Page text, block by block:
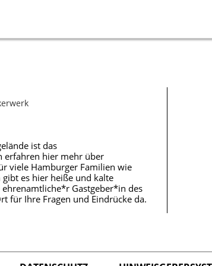
ist das
erfahren hier mehr über
viele Hamburger Familien wie
es hier heiße und kalte
Gastgeber*in des
für Ihre Fragen und Eindrücke da.